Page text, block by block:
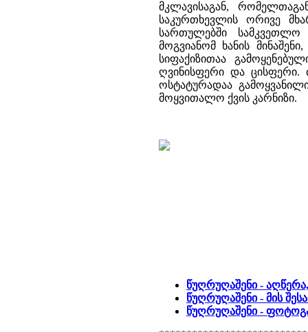
მკლავისაგან,
საკურთხევლის ორივე
სართულებში
მოგვიანომ ხანის
სიფაქიზითაა
ღვინისფერი და ცისფერი.
ოსტატურადაა
მოყვითალო ქვის კარნიზი.
წუღრუღაშენი -
წუღრუღაშენი - მის
წუღრუღაშენი -